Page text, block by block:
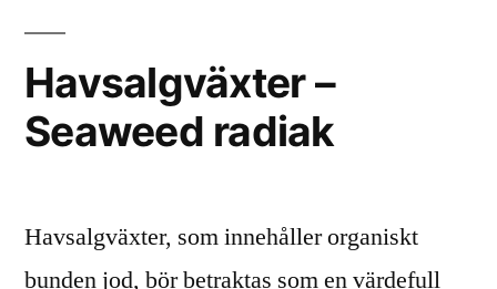
Havsalgväxter –
Seaweed radiak
Havsalgväxter, som innehåller organiskt
bunden jod, bör betraktas som en värdefull